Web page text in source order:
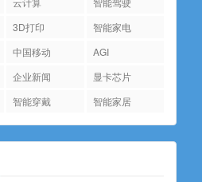
3D打印
智能家电
中国移动
AGI
企业新闻
显卡芯片
智能穿戴 智能家居